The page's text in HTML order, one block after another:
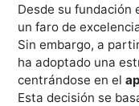
Desde su fundación
un faro de
Sin embargo, a
ha adoptado una
centrándose en el
Esta decisión se